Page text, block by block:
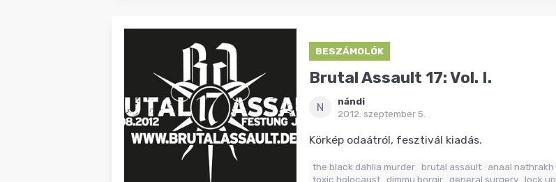
BESZÁMOLÓK
Brutal Assault 17: Vol. I.
N
nándi
2012. szeptember 5.
Körkép odaátról, fesztivál kiadás.
the black dahlia murder brutal assault anaal nathrakh
toxic holocaust
dimmu borgir general surgery lock up